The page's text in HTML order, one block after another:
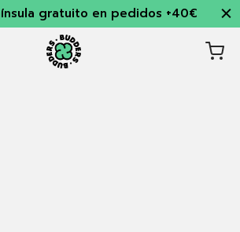
gratuito en pedidos +40€